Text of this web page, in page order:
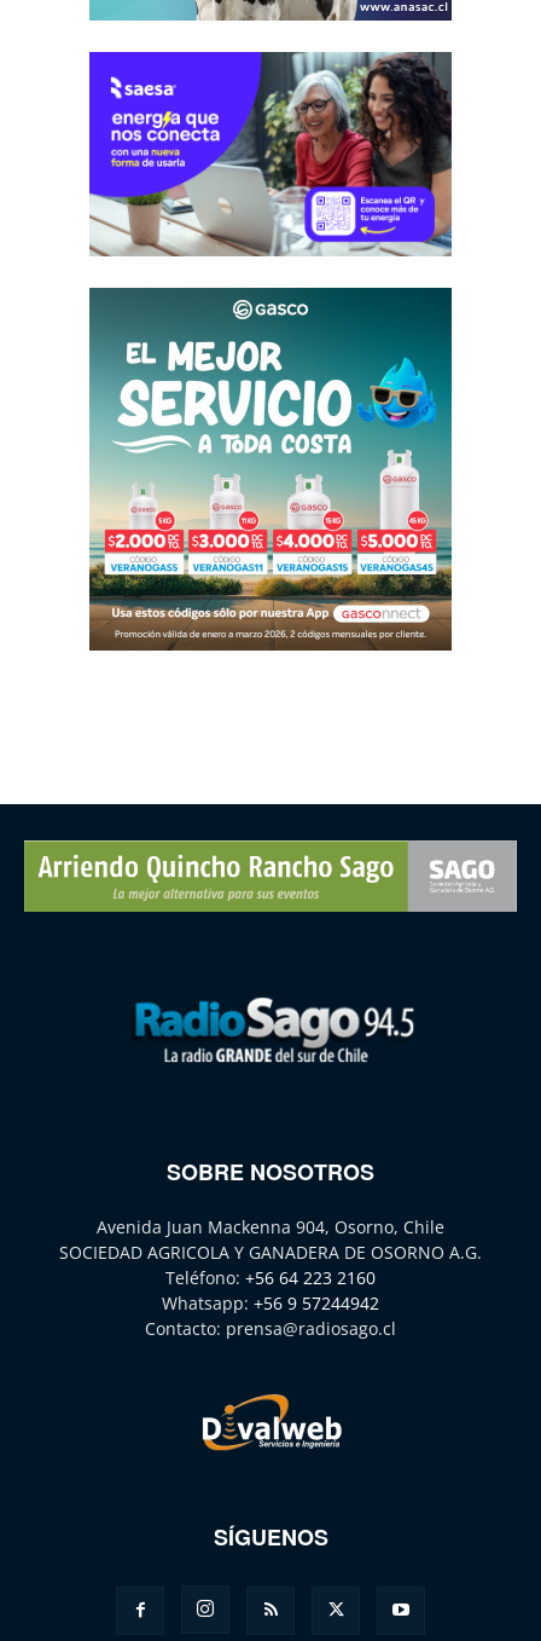
SOBRE NOSOTROS
Avenida Juan Mackenna 904, Osorno, Chile
SOCIEDAD AGRICOLA Y GANADERA DE OSORNO A.G.
Teléfono: +56 64 223 2160
Whatsapp: +56 9 57244942
Contacto: prensa@radiosago.cl
SÍGUENOS